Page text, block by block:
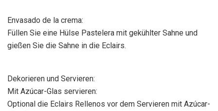
Envasado de la crema:
Füllen Sie eine Hülse Pastelera mit gekühlter Sahne und
gießen Sie die Sahne in die Eclairs.
Dekorieren und Servieren:
Mit Azúcar-Glas servieren:
Optional die Eclairs Rellenos vor dem Servieren mit Azúcar-